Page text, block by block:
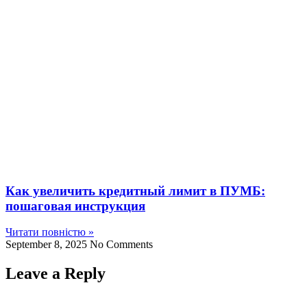
Как увеличить кредитный лимит в ПУМБ:
пошаговая инструкция
Читати повністю »
September 8, 2025 No Comments
Leave a Reply